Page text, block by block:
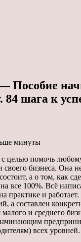
Пособие
84 шага к
минуты
целью помочь
своего бизнеса. Она
а о том, как
все 100%. Всё
практике и
а составлен
и среднего
всех уровней.